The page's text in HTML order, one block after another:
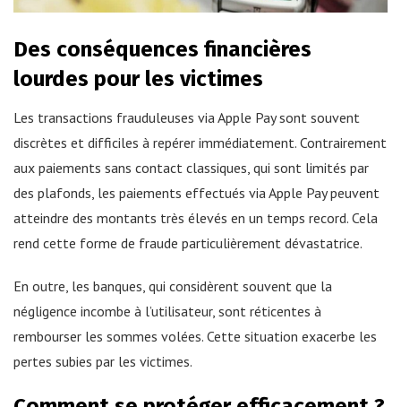
Des conséquences financières
lourdes pour les victimes
Les transactions frauduleuses via Apple Pay sont souvent
discrètes et difficiles à repérer immédiatement. Contrairement
aux paiements sans contact classiques, qui sont limités par
des plafonds, les paiements effectués via Apple Pay peuvent
atteindre des montants très élevés en un temps record. Cela
rend cette forme de fraude particulièrement dévastatrice.
En outre, les banques, qui considèrent souvent que la
négligence incombe à l’utilisateur, sont réticentes à
rembourser les sommes volées. Cette situation exacerbe les
pertes subies par les victimes.